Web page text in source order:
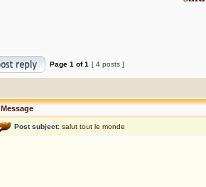
Page 1 of1 [ 4 posts ]
Message
Post subject: salut tout le monde